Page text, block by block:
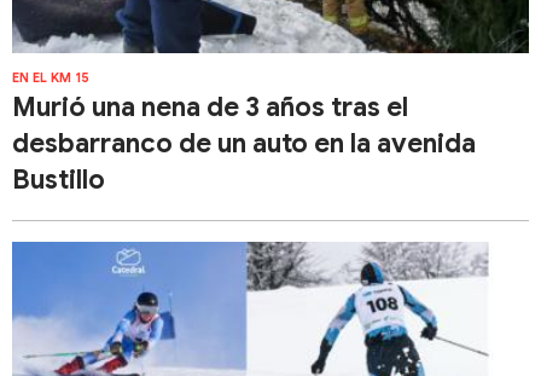
EN EL KM 15
Murió una nena de 3 años tras el
desbarranco de un auto en la avenida
Bustillo